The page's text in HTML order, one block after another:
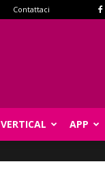
Contattaci
VERTICAL APP